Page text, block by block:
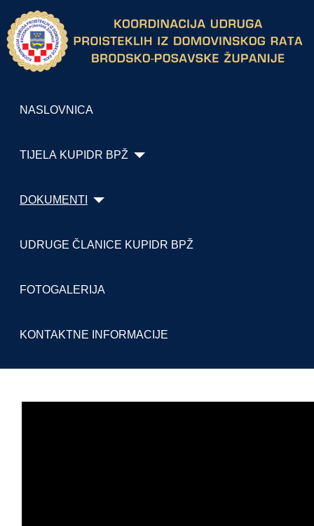
NASLOVNICA
TIJELA KUPIDR BPŽ
DOKUMENTI
UDRUGE ČLANICE KUPIDR BPŽ
FOTOGALERIJA
KONTAKTNE INFORMACIJE